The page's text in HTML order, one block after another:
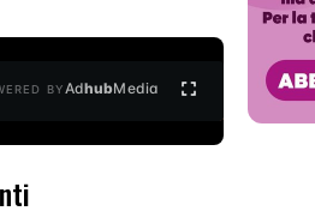
BYAdhubMedia